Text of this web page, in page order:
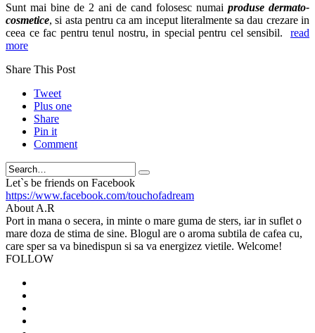
Sunt mai bine de 2 ani de cand folosesc numai produse dermato-
cosmetice, si asta pentru ca am inceput literalmente sa dau crezare in
ceea ce fac pentru tenul nostru, in special pentru cel sensibil. read
more
Share This Post
Tweet
Plus one
Share
Pin it
Comment
Search
Let`s be friends on Facebook
https://www.facebook.com/touchofadream
About A.R
Port in mana o secera, in minte o mare guma de sters, iar in suflet o
mare doza de stima de sine. Blogul are o aroma subtila de cafea cu,
care sper sa va binedispun si sa va energizez vietile. Welcome!
FOLLOW